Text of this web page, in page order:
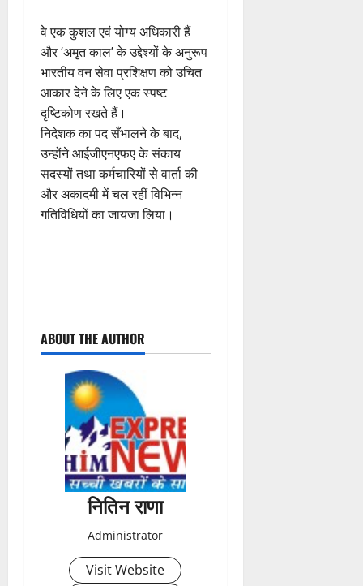
वे एक कुशल एवं योग्‍य अधिकारी हैं
और ‘अमृत काल’ के उद्देश्यों के अनुरूप
भारतीय वन सेवा प्रशिक्षण को उचित
आकार देने के लिए एक स्पष्ट
दृष्टिकोण रखते हैं।
निदेशक का पद सँभालने के बाद,
उन्होंने आईजीएनएफए के संकाय
सदस्यों तथा कर्मचारियों से वार्ता की
और अकादमी में चल रहीं विभिन्न
गतिविधियों का जायजा लिया।
o
ABOUT THE AUTHOR
नितिन राणा
Administrator
Visit Website